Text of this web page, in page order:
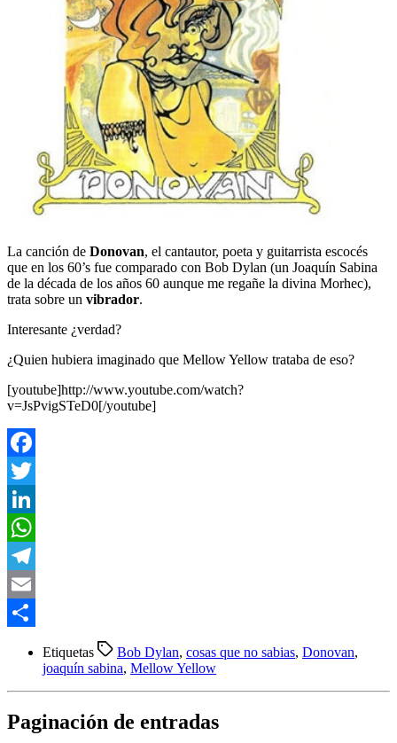
La canción de Donovan, el cantautor, poeta y guitarrista escocés
que en los 60’s fue comparado con Bob Dylan (un Joaquín Sabina
de la década de los años 60 aunque me regañe la divina Morhec),
trata sobre un vibrador.
Interesante ¿verdad?
¿Quien hubiera imaginado que Mellow Yellow trataba de eso?
[youtube]http://www.youtube.com/watch?
v=JsPvigSTeD0[/youtube]
Facebook
Twitter
LinkedIn
WhatsApp
Telegram
Email
Etiquetas Bob Dylan, cosas que no sabias, Donovan,
joaquín sabina, Mellow Yellow
Paginación de entradas